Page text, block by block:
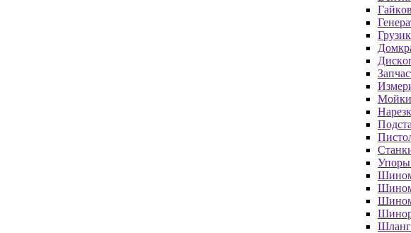
Мойки
Упopы